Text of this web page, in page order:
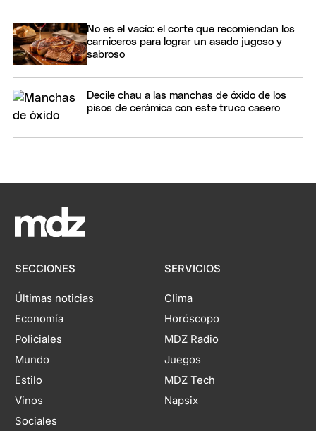
No es el vacío: el corte que recomiendan los
carniceros para lograr un asado jugoso y
sabroso
Decile chau a las manchas de óxido de los
pisos de cerámica con este truco casero
SECCIONES
Últimas noticias
Economía
Policiales
Mundo
Estilo
Vinos
Sociales
SERVICIOS
Clima
Horóscopo
MDZ Radio
Juegos
MDZ Tech
Napsix